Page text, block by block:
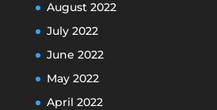
August 2022
July 2022
June 2022
May 2022
April 2022